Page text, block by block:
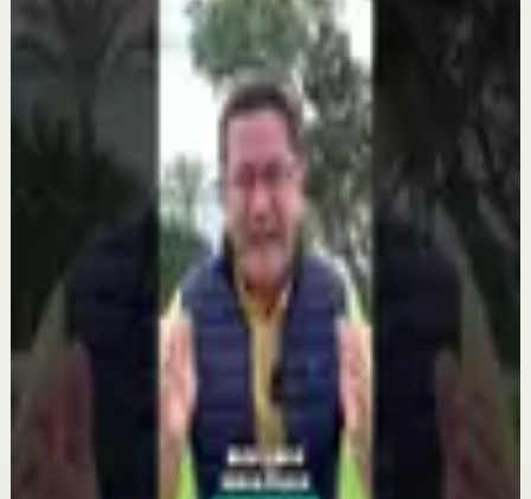
Camilo Cruz University
Reset rápido
Cree en ti - Dr. Camilo Cruz
Reset rápido
¡La mente es poderosa! Sigue este consejo del
Dr. Camilo Cruz
Reset rápido